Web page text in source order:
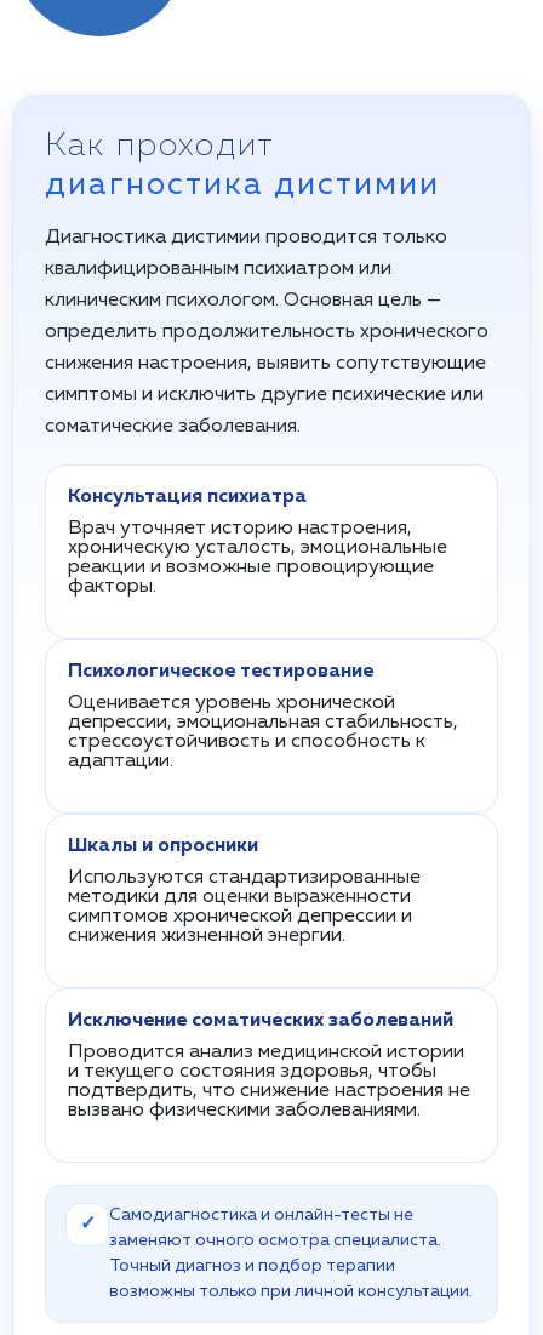
Как проходит
диагностика дистимии
Диагностика дистимии проводится только
квалифицированным психиатром или
клиническим психологом. Основная цель —
определить продолжительность хронического
снижения настроения, выявить сопутствующие
симптомы и исключить другие психические или
соматические заболевания.
Консультация психиатра
Врач уточняет историю настроения,
хроническую усталость, эмоциональные
реакции и возможные провоцирующие
факторы.
Психологическое тестирование
Оценивается уровень хронической
депрессии, эмоциональная стабильность,
стрессоустойчивость и способность к
адаптации.
Шкалы и опросники
Используются стандартизированные
методики для оценки выраженности
симптомов хронической депрессии и
снижения жизненной энергии.
Исключение соматических заболеваний
Проводится анализ медицинской истории
и текущего состояния здоровья, чтобы
подтвердить, что снижение настроения не
вызвано физическими заболеваниями.
✓
Самодиагностика и онлайн-тесты не
заменяют очного осмотра специалиста.
Точный диагноз и подбор терапии
возможны только при личной консультации.